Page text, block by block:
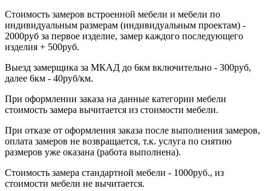
Стоимость замеров встроенной мебели и мебели по
индивидуальным размерам (индивидуальным проектам) -
2000руб за первое изделие, замер каждого последующего
изделия + 500руб.
Выезд замерщика за МКАД до 6км включительно - 300руб,
далее 6км - 40руб/км.
При оформлении заказа на данные категории мебели
стоимость замера вычитается из стоимости мебели.
При отказе от оформления заказа после выполнения замеров,
оплата замеров не возвращается, т.к. услуга по снятию
размеров уже оказана (работа выполнена).
Стоимость замера стандартной мебели - 1000руб., из
стоимости мебели не вычитается.